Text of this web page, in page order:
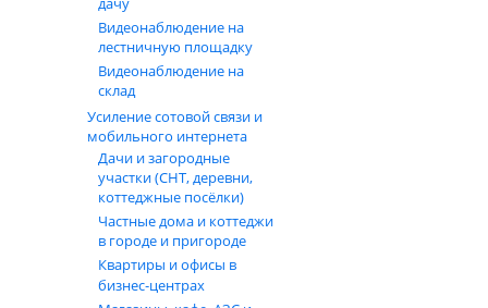
Видеонаблюдение на
лестничную площадку
Видеонаблюдение на
склад
Усиление сотовой связи и
мобильного интернета
Дачи и загородные
участки (СНТ, деревни,
коттеджные посёлки)
Частные дома и коттеджи
в городе и пригороде
Квартиры и офисы в
бизнес‑центрах